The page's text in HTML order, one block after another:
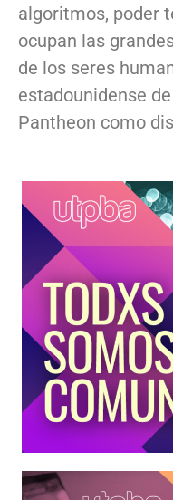
algoritmos, poder
ocupan las
de los seres
estadounidense
Pantheon como